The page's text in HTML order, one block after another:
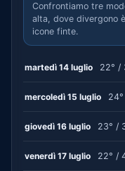
Confrontiamo tre
alta, dove divergono
icone finte.
martedì 14 luglio 22° /
mercoledì 15 luglio
giovedì 16 luglio 23° /
venerdì 17 luglio 22° /